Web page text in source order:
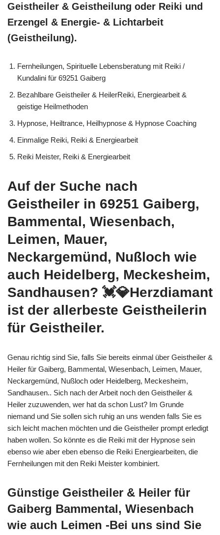
Geistheiler & Geistheilung oder Reiki und
Erzengel & Energie- & Lichtarbeit
(Geistheilung).
Fernheilungen, Spirituelle Lebensberatung mit Reiki /
Kundalini für 69251 Gaiberg
Bezahlbare Geistheiler & HeilerReiki, Energiearbeit &
geistige Heilmethoden
Hypnose, Heiltrance, Heilhypnose & Hypnose Coaching
Einmalige Reiki, Reiki & Energiearbeit
Reiki Meister, Reiki & Energiearbeit
Auf der Suche nach
Geistheiler in 69251 Gaiberg,
Bammental, Wiesenbach,
Leimen, Mauer,
Neckargemünd, Nußloch wie
auch Heidelberg, Meckesheim,
Sandhausen? 💓️💎Herzdiamant
ist der allerbeste Geistheilerin
für Geistheiler.
Genau richtig sind Sie, falls Sie bereits einmal über Geistheiler &
Heiler für Gaiberg, Bammental, Wiesenbach, Leimen, Mauer,
Neckargemünd, Nußloch oder Heidelberg, Meckesheim,
Sandhausen.. Sich nach der Arbeit noch den Geistheiler &
Heiler zuzuwenden, wer hat da schon Lust? Im Grunde
niemand und Sie sollen sich ruhig an uns wenden falls Sie es
sich leicht machen möchten und die Geistheiler prompt erledigt
haben wollen. So könnte es die Reiki mit der Hypnose sein
ebenso wie aber eben ebenso die Reiki Energiearbeiten, die
Fernheilungen mit den Reiki Meister kombiniert.
Günstige Geistheiler & Heiler für
Gaiberg Bammental, Wiesenbach
wie auch Leimen -Bei uns sind Sie